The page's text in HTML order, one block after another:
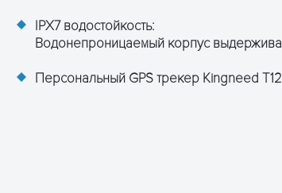
IPX7 водостойкость:
Водонепроницаемый корпус
Персональный GPS трекер Kingneed